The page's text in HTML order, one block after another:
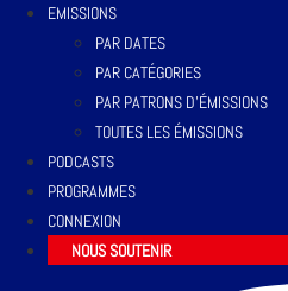
EMISSIONS
PAR DATES
PAR CATÉGORIES
PAR PATRONS D’ÉMISSIONS
TOUTES LES ÉMISSIONS
PODCASTS
PROGRAMMES
CONNEXION
NOUS SOUTENIR